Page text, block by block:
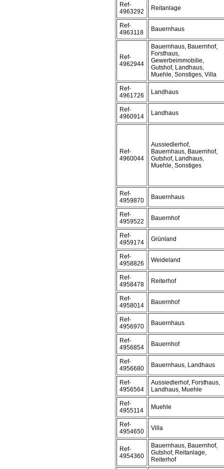
Ref-
4963292
Reitanlage
Ref-
4963118
Bauernhaus
Ref-
4962944
Bauernhaus, Bauernhof,
Forsthaus,
Gewerbeimmobilie,
Gutshof, Landhaus,
Muehle, Sonstiges, Villa
Ref-
4961726
Landhaus
Ref-
4960914
Landhaus
Ref-
4960044
Aussiedlerhof,
Bauernhaus, Bauernhof,
Gutshof, Landhaus,
Muehle, Sonstiges
Ref-
4959870
Bauernhaus
Ref-
4959522
Bauernhof
Ref-
4959174
Grünland
Ref-
4958826
Weideland
Ref-
4958478
Reiterhof
Ref-
4958014
Bauernhof
Ref-
4956970
Bauernhaus
Ref-
4956854
Bauernhof
Ref-
4956680
Bauernhaus, Landhaus
Ref-
4956564
Aussiedlerhof, Forsthaus,
Landhaus, Muehle
Ref-
4955114
Muehle
Ref-
4954650
Villa
Ref-
4954360
Bauernhaus, Bauernhof,
Gutshof, Reitanlage,
Reiterhof